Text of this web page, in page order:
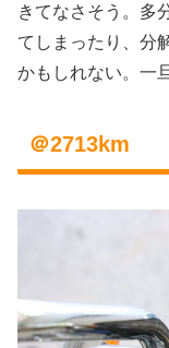
きてなさそう。多
てしまったり、分
かもしれない。一
＠2713km